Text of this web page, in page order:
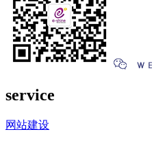
service
网站建设